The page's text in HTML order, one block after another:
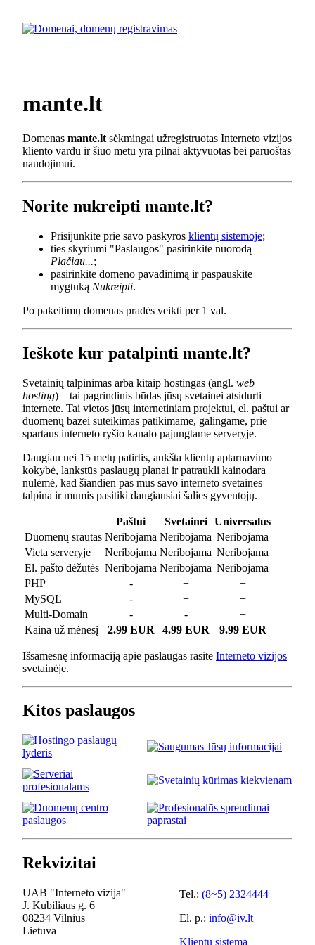
mante.lt
Domenas mante.lt sėkmingai užregistruotas Interneto vizijos
kliento vardu ir šiuo metu yra pilnai aktyvuotas bei paruoštas
naudojimui.
Norite nukreipti mante.lt?
Prisijunkite prie savo paskyros klientų sistemoje;
ties skyriumi "Paslaugos" pasirinkite nuorodą
Plačiau...;
pasirinkite domeno pavadinimą ir paspauskite
mygtuką Nukreipti.
Po pakeitimų domenas pradės veikti per 1 val.
Ieškote kur patalpinti mante.lt?
Svetainių talpinimas arba kitaip hostingas (angl. web
hosting) – tai pagrindinis būdas jūsų svetainei atsidurti
internete. Tai vietos jūsų internetiniam projektui, el. paštui ar
duomenų bazei suteikimas patikimame, galingame, prie
spartaus interneto ryšio kanalo pajungtame serveryje.
Daugiau nei 15 metų patirtis, aukšta klientų aptarnavimo
kokybė, lankstūs paslaugų planai ir patraukli kainodara
nulėmė, kad šiandien pas mus savo interneto svetaines
talpina ir mumis pasitiki daugiausiai šalies gyventojų.
Paštui Svetainei
Universalus
Duomenų srautas Neribojama Neribojama Neribojama
Vieta serveryje
Neribojama Neribojama Neribojama
El. pašto dėžutės Neribojama Neribojama Neribojama
PHP
- +
+
MySQL
- +
+
Multi-Domain
- -
+
Kaina už mėnesį
2.99 EUR 4.99 EUR 9.99 EUR
Išsamesnę informaciją apie paslaugas rasite Interneto vizijos
svetainėje.
Kitos paslaugos
Rekvizitai
UAB "Interneto vizija"
J. Kubiliaus g. 6
08234 Vilnius
Lietuva
Tel.: (8~5) 2324444
El. p.: info@iv.lt
Klientų sistema